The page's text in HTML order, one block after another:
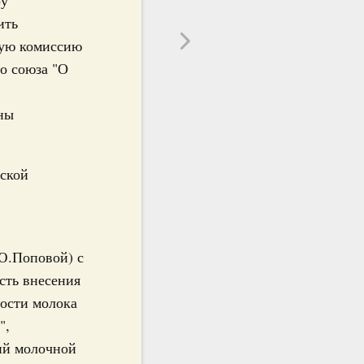
комиссию
союза "О
с
внесения
молока
молочной